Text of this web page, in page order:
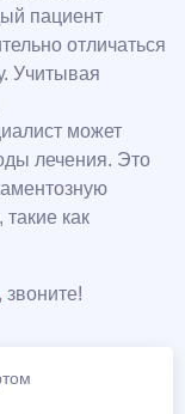
пациент
отличаться
Учитывая
может
лечения. Это
как
, звоните!